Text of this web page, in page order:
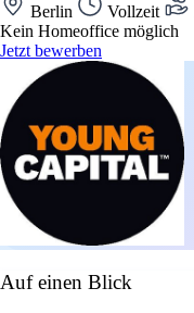
Berlin Vollzeit
Kein Homeoffice möglich
Jetzt bewerben
Auf einen Blick